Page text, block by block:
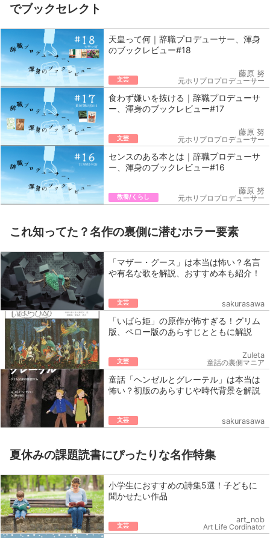
でブックセレクト
天皇って何｜辞職プロデューサー、渾身
のブックレビュー#18
文芸
藤原 努
元ホリプロプロデューサー
食わず嫌いを抜ける｜辞職プロデューサ
ー、渾身のブックレビュー#17
文芸
藤原 努
元ホリプロプロデューサー
センスのある本とは｜辞職プロデューサ
ー、渾身のブックレビュー#16
教養/くらし
藤原 努
元ホリプロプロデューサー
これ知ってた？名作の裏側に潜むホラー要素
「マザー・グース」は本当は怖い？名言
や有名な歌を解説、おすすめ本も紹介！
文芸 sakurasawa
「いばら姫」の原作が怖すぎる！グリム
版、ペロー版のあらすじとともに解説
文芸
Zuleta
童話の裏側マニア
童話「ヘンゼルとグレーテル」は本当は
怖い？初版のあらすじや時代背景を解説
文芸 sakurasawa
夏休みの課題読書にぴったりな名作特集
小学生におすすめの詩集5選！子どもに
聞かせたい作品
文芸
art_nob
Art Life Cordinator